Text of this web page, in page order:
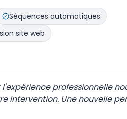
Séquences automatiques
site web
professionnelle
intervention. Une nouvelle